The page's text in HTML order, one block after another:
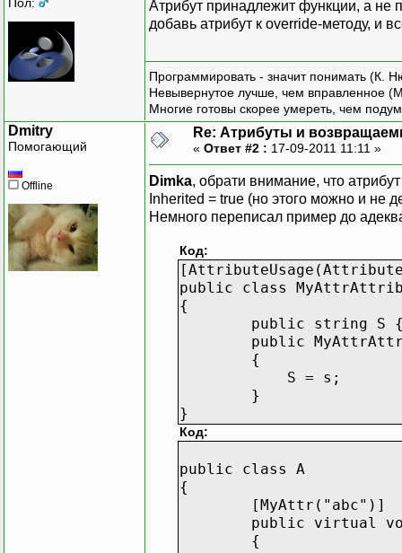
Атрибут принадлежит функции, а не
добавь атрибут к override-методу, и
Программировать - значит понимать (К.
Невывернутое лучше, чем вправленное
Многие готовы скорее умереть, чем
Dmitry
Помогающий
Offline
Re: Атрибуты и
« Ответ #2 : 17-09-2011 11:11 »
Dimka, обрати внимание, что
Inherited = true (но этого можно и не
Немного переписал пример до
Код:
public class
{
public string S {
public
{
S = s;
}
}
Код:
public class A
{
[MyAttr("abc")]
public virtual
{